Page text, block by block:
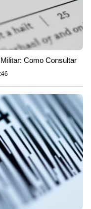
Como Consultar